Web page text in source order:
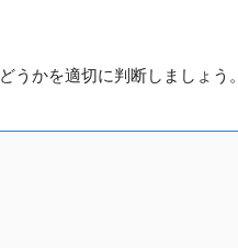
うかを適切に判断しましょう。